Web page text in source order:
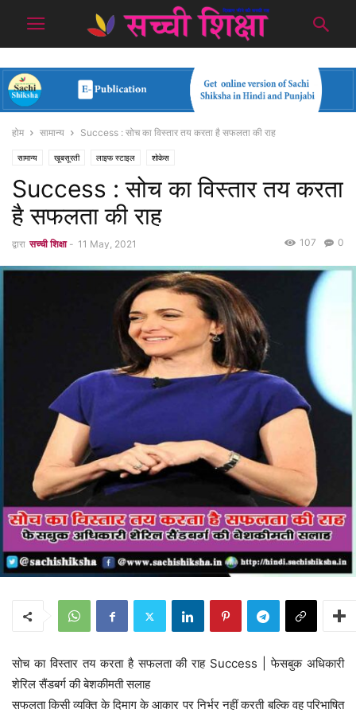
होम सामान्य Success : सोच का विस्तार तय करता है सफलता की राह
सामान्य खूबसूरती लाइफ स्टाइल शोकेस
Success : सोच का विस्तार तय करता
है सफलता की राह
द्वारा सच्ची शिक्षा - 11 May, 2021 0
107
सोच का विस्तार तय करता है सफलता की राह Success | फेसबुक अधिकारी
शेरिल सैंडबर्ग की बेशकीमती सलाह
सफलता किसी व्यक्ति के दिमाग के आकार पर निर्भर नहीं करती बल्कि वह परिभाषित